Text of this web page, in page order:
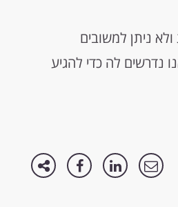
ניתן למשובים
נדרשים לה כדי להגיע